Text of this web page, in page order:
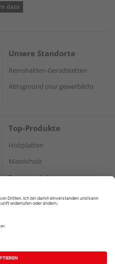
Unsere Standorte
Remshalden-Geradstetten
Abtsgmünd (nur gewerblich)
Top-Produkte
Holzplatten
Massivholz
Terrassendielen
AGB
Barrierefreiheitserklärung